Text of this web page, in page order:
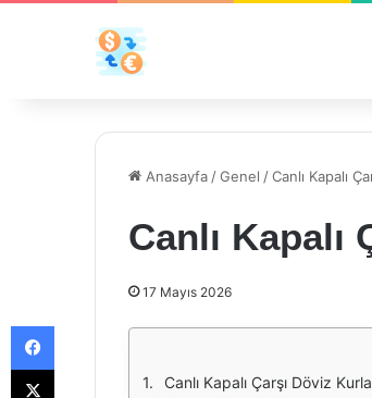
Anasayfa /Genel /Canlı Kapalı
Canlı Kapalı
17 Mayıs 2026
Canlı Kapalı Çarşı Döviz
Facebook
X